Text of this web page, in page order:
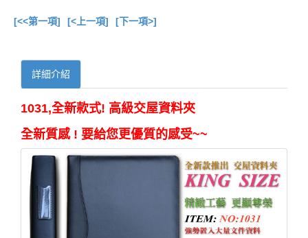
[<<第一項] [<上一項] [下一項>]
詳細介紹
1031,全新款式! 高級交屋資料夾
全新質感 ! 要給您更優質的感受~~